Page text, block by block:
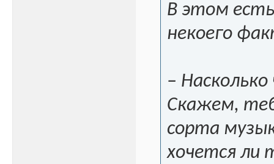
В этом
некоего
–
Скажем,
сорта
хочется ли